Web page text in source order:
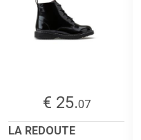
€ 25.07
LA REDOUTE